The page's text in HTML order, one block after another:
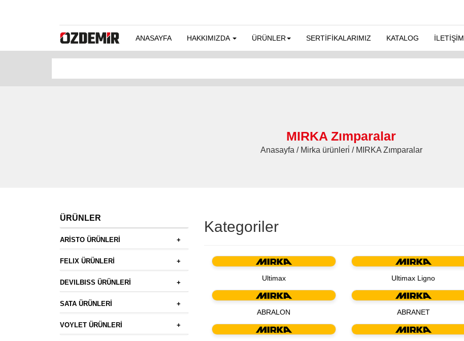
ANASAYFA HAKKIMIZDA ÜRÜNLER SERTİFİKALARIMIZ KATALOG İLETİŞİM
MIRKA Zımparalar
Anasayfa / Mirka ürünleri̇ / MIRKA Zımparalar
ÜRÜNLER
+
ARİSTO ÜRÜNLERİ
+
FELIX ÜRÜNLERİ
+
DEVILBISS ÜRÜNLERİ
+
SATA ÜRÜNLERİ
+
VOYLET ÜRÜNLERİ
Kategoriler
Ultimax Ultimax Ligno
ABRALON ABRANET